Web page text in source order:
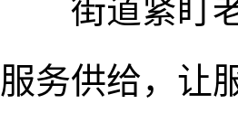
街道紧盯老
服务供给，让